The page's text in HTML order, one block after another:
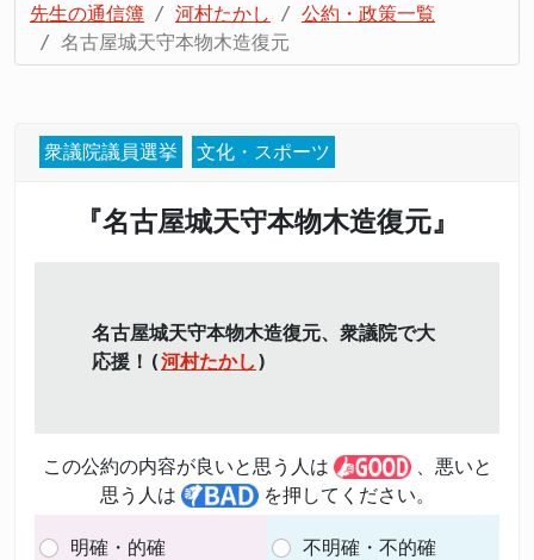
先生の通信簿 河村たかし
公約・政策一覧
名古屋城天守本物木造復元
衆議院議員選挙 文化・スポーツ
『名古屋城天守本物木造復元』
名古屋城天守本物木造復元、衆議院で大
応援！(河村たかし )
この公約の内容が良いと思う人は
、悪いと
思う人は
を押してください。
明確・的確
不明確・不的確